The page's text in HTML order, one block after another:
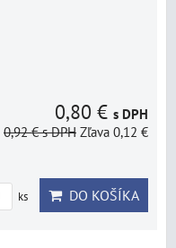
0,80 € s DPH
0,92 €s DPH Zľava 0,12 €
ks DO KOŠÍKA